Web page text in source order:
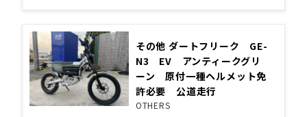
その他 ダートフリーク GE-
N3 EV アンティークグリ
ーン 原付一種ヘルメット免
許必要 公道走行
OTHERS